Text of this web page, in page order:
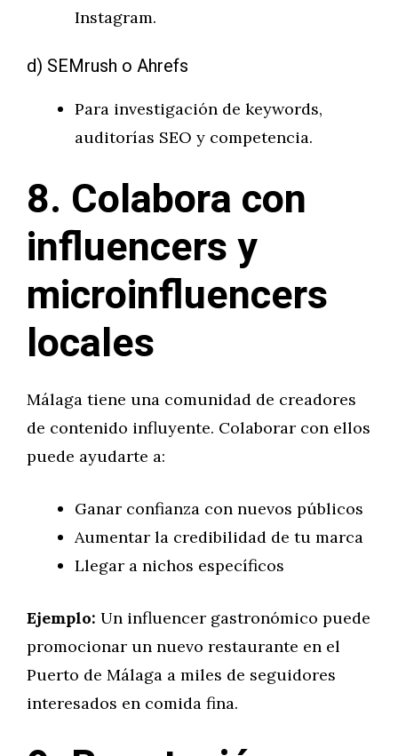
Instagram.
d) SEMrush o Ahrefs
Para investigación de keywords,
auditorías SEO y competencia.
8. Colabora con
influencers y
microinfluencers
locales
Málaga tiene una comunidad de creadores
de contenido influyente. Colaborar con ellos
puede ayudarte a:
Ganar confianza con nuevos públicos
Aumentar la credibilidad de tu marca
Llegar a nichos específicos
Ejemplo: Un influencer gastronómico puede
promocionar un nuevo restaurante en el
Puerto de Málaga a miles de seguidores
interesados en comida fina.